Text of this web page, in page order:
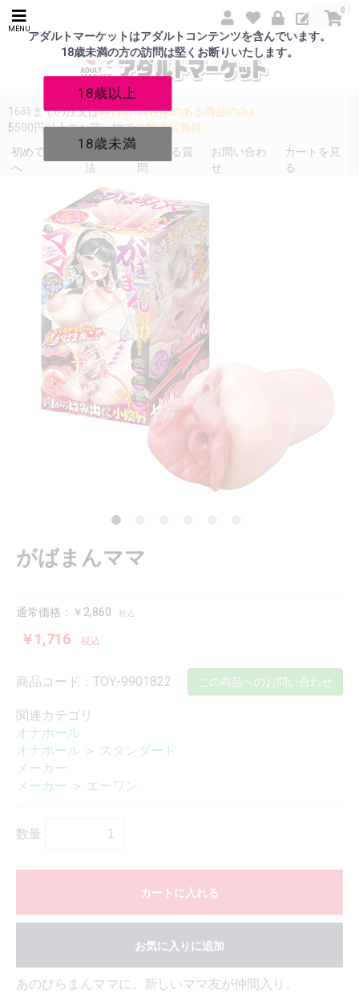
アダルトマーケットはアダルトコンテンツを含んでいます。
18歳未満の方の訪問は堅くお断りいたします。
18歳以上
18歳未満
MENU
0
16時までの注文は即日出荷(在庫のある商品のみ)
5500円以上のお買い物で送料当店負担
初めての方
へ
発送方
法
よくある質
問
お問い合わ
せ
カートを見
る
がばまんママ
通常価格：￥2,860 税込
￥1,716 税込
商品コード：TOY-9901822 この商品へのお問い合わせ
関連カテゴリ
オナホール
オナホール ＞ スタンダード
メーカー
メーカー ＞ エーワン
数量
カートに入れる
お気に入りに追加
あのびらまんママに、新しいママ友が仲間入り。